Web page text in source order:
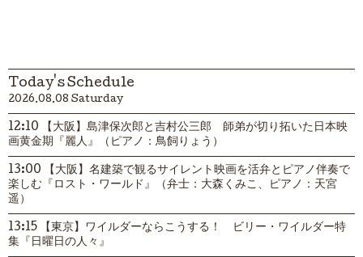
Today's Schedule
2026.08.08 Saturday
12:10 【大阪】島津保次郎と吉村公三郎 師弟が切り拓いた日本映
画黄金期『麗人』（ピアノ：鳥飼りょう）
13:00 【大阪】名建築で観るサイレント映画を活弁とピアノ伴奏で
楽しむ『ロスト・ワールド』（弁士：大森くみこ、ピアノ：天宮
遥）
13:15 【東京】ワイルダーならこうする！ ビリー・ワイルダー特
集『日曜日の人々』